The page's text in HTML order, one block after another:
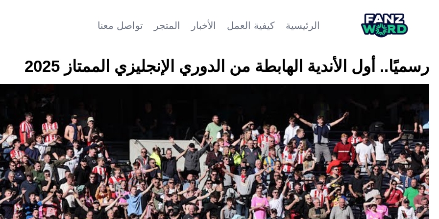
الرئيسية كيفية العمل الأخبار المتجر تواصل معنا
رسميًا.. أول الأندية الهابطة من الدوري الإنجليزي الممتاز 2025